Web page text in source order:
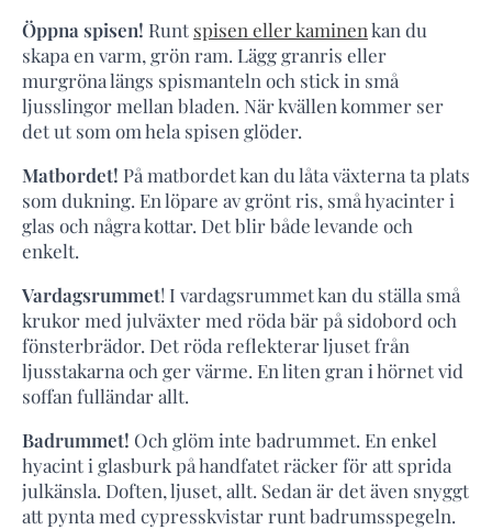
Öppna spisen! Runt spisen eller kaminenkan du
skapa en varm, grön ram. Lägg granris eller
murgröna längs spismanteln och stick in små
ljusslingor mellan bladen. När kvällen kommer ser
det ut som om hela spisen glöder.
Matbordet! På matbordet kan du låta växterna ta plats
som dukning. En löpare av grönt ris, små hyacinter i
glas och några kottar. Det blir både levande och
enkelt.
Vardagsrummet! I vardagsrummet kan du ställa små
krukor med julväxter med röda bär på sidobord och
fönsterbrädor. Det röda reflekterar ljuset från
ljusstakarna och ger värme. En liten gran i hörnet vid
soffan fulländar allt.
Badrummet! Och glöm inte badrummet. En enkel
hyacint i glasburk på handfatet räcker för att sprida
julkänsla. Doften, ljuset, allt. Sedan är det även snyggt
att pynta med cypresskvistar runt badrumsspegeln.